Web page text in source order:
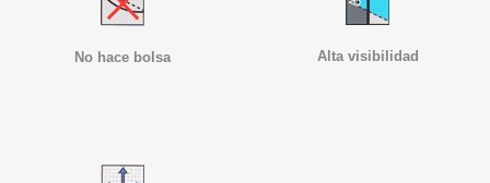
No hace bolsa Alta visibilidad